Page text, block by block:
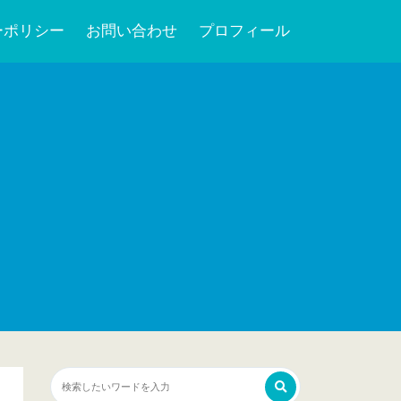
リシー お問い合わせ プロフィール